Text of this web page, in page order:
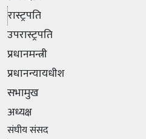
रास्ट्रपति
उपरास्ट्रपति
प्रधानमन्त्री
प्रधानन्यायधीश
सभामुख
अध्यक्ष
संघीय संसद